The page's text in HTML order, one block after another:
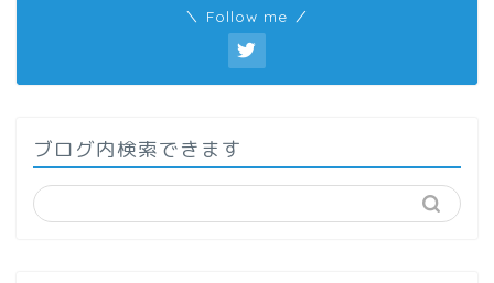
＼ Follow me ／
ブログ内検索できます